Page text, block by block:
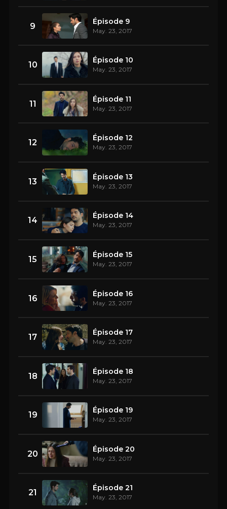
9 Épisode 9
May. 23, 2017
10 Épisode 10
May. 23, 2017
11 Épisode 11
May. 23, 2017
12 Épisode 12
May. 23, 2017
13 Épisode 13
May. 23, 2017
14 Épisode 14
May. 23, 2017
15 Épisode 15
May. 23, 2017
16 Épisode 16
May. 23, 2017
17 Épisode 17
May. 23, 2017
18 Épisode 18
May. 23, 2017
19 Épisode 19
May. 23, 2017
20 Épisode 20
May. 23, 2017
21 Épisode 21
May. 23, 2017